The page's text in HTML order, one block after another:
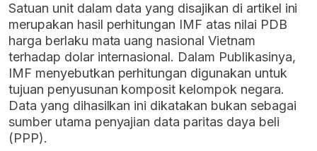
Satuan unit dalam data yang disajikan di artikel ini
merupakan hasil perhitungan IMF atas nilai PDB
harga berlaku mata uang nasional Vietnam
terhadap dolar internasional. Dalam Publikasinya,
IMF menyebutkan perhitungan digunakan untuk
tujuan penyusunan komposit kelompok negara.
Data yang dihasilkan ini dikatakan bukan sebagai
sumber utama penyajian data paritas daya beli
(PPP).